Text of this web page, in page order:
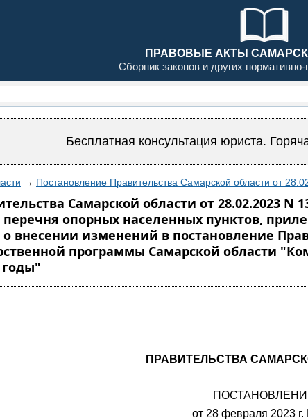
ПРАВОВЫЕ АКТЫ
Сборник законов и других
Бесплатная консультация юриста.
→ Постановление Правительства Самарской области от
Самарской области от 28.02.2023
опорных населенных пунктов,
внесении изменений в постановление
программы Самарской области
годы"
ПРАВИТЕЛЬСТВА
от 28 февраля 2023 г.